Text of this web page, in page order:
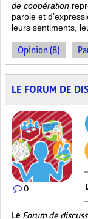
de coopération
parole et
leurs sentiments,
Opinion (8)
LE FORUM DE
0
Le Forum de